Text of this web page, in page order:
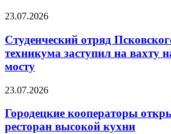
23.07.2026
Студенческий отряд
техникума заступил на вахту
мосту
23.07.2026
Городецкие кооператоры
ресторан высокой кухни